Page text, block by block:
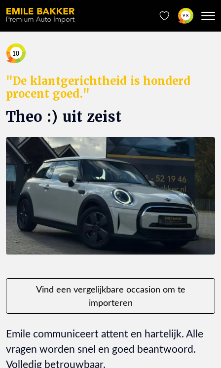
9.8
10
"De klantgerichtheid is honderd
procent goed."
Theo :) uit zeist
Vind een vergelijkbare occasion om te
importeren
Emile communiceert attent en hartelijk. Alle
vragen worden snel en goed beantwoord.
Volledig betrouwbaar.